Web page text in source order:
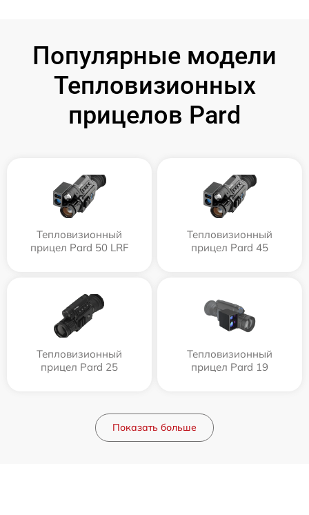
Популярные модели
Тепловизионных
прицелов Pard
Тепловизионный
прицел Pard 50 LRF
Тепловизионный
прицел Pard 45
Тепловизионный
прицел Pard 25
Тепловизионный
прицел Pard 19
Показать больше